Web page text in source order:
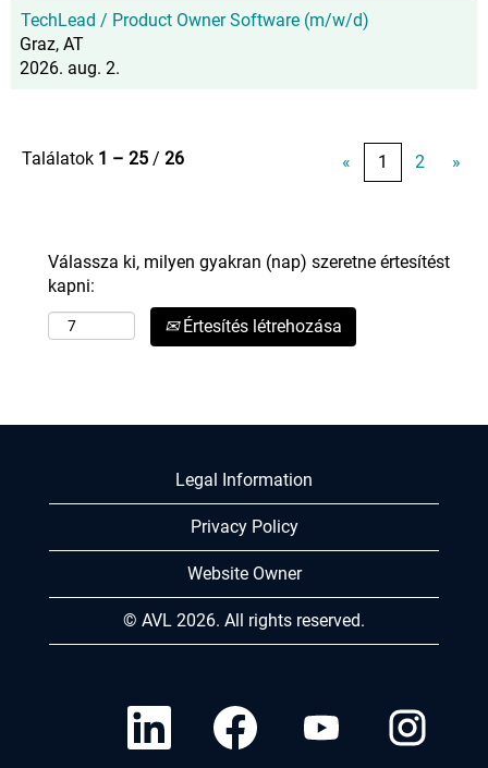
TechLead / Product Owner Software (m/w/d)
Graz, AT
2026. aug. 2.
Találatok 1 – 25 / 26 « 1 2 »
Válassza ki, milyen gyakran (nap) szeretne értesítést
kapni:
Értesítés létrehozása
Legal Information
Privacy Policy
Website Owner
© AVL 2026. All rights reserved.
Ú
f
Ú